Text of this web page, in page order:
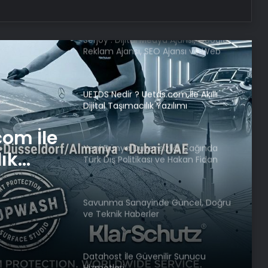
İle
UETDS Nedir ? Uetds.com İle Akıllı
Dijital Taşımacılık Yazılımı
Yeni Dünya Düzensizliği Çağında
Türk Dış Politikası ve Hakan Fidan
Faktörü
Savunma Sanayinde Güncel, Doğru
ve Teknik Haberler
Datahost İle Güvenilir Sunucu
Hizmetleri